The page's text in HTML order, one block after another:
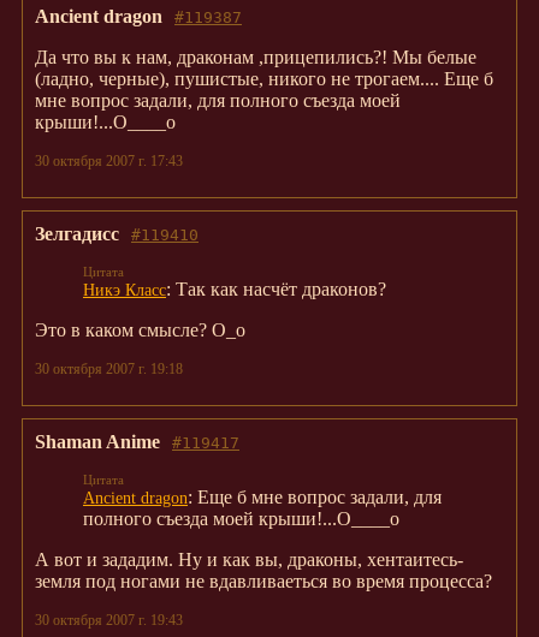
#119387
Ancient dragon
Да что вы к нам, драконам ,прицепились?! Мы белые
(ладно, черные), пушистые, никого не трогаем.... Еще б
мне вопрос задали, для полного съезда моей
крыши!...О____о
30 октября 2007 г. 17:43
#119410
Зелгадисс
Никэ Класс: Так как насчёт драконов?
Это в каком смысле? О_о
30 октября 2007 г. 19:18
#119417
Shaman Anime
Ancient dragon: Еще б мне вопрос задали, для
полного съезда моей крыши!...О____о
А вот и зададим. Ну и как вы, драконы, хентаитесь-
земля под ногами не вдавливаеться во время процесса?
30 октября 2007 г. 19:43